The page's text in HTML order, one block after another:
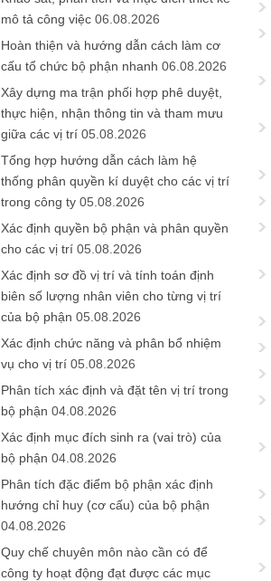
mô tả công việc 06.08.2026
Hoàn thiện và hướng dẫn cách làm cơ
cấu tổ chức bộ phận nhanh 06.08.2026
Xây dựng ma trận phối hợp phê duyệt,
thực hiện, nhận thông tin và tham mưu
giữa các vị trí 05.08.2026
Tổng hợp hướng dẫn cách làm hệ
thống phân quyền kí duyệt cho các vị trí
trong công ty 05.08.2026
Xác định quyền bộ phận và phân quyền
cho các vị trí 05.08.2026
Xác định sơ đồ vị trí và tính toán định
biên số lượng nhân viên cho từng vị trí
của bộ phận 05.08.2026
Xác định chức năng và phân bổ nhiệm
vụ cho vị trí 05.08.2026
Phân tích xác định và đặt tên vị trí trong
bộ phận 04.08.2026
Xác định mục đích sinh ra (vai trò) của
bộ phận 04.08.2026
Phân tích đặc điểm bộ phận xác định
hướng chỉ huy (cơ cấu) của bộ phận
04.08.2026
Quy chế chuyên môn nào cần có để
công ty hoạt động đạt được các mục